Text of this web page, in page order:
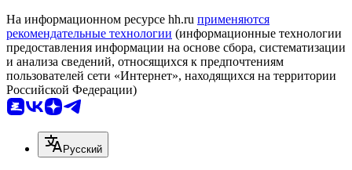
На информационном ресурсе hh.ru применяются
рекомендательные технологии (информационные технологии
предоставления информации на основе сбора, систематизации
и анализа сведений, относящихся к предпочтениям
пользователей сети «Интернет», находящихся на территории
Российской Федерации)
Русский